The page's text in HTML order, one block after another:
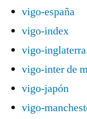
vigo-españa
vigo-index
vigo-inglaterra
vigo-inter de
vigo-japón
vigo-